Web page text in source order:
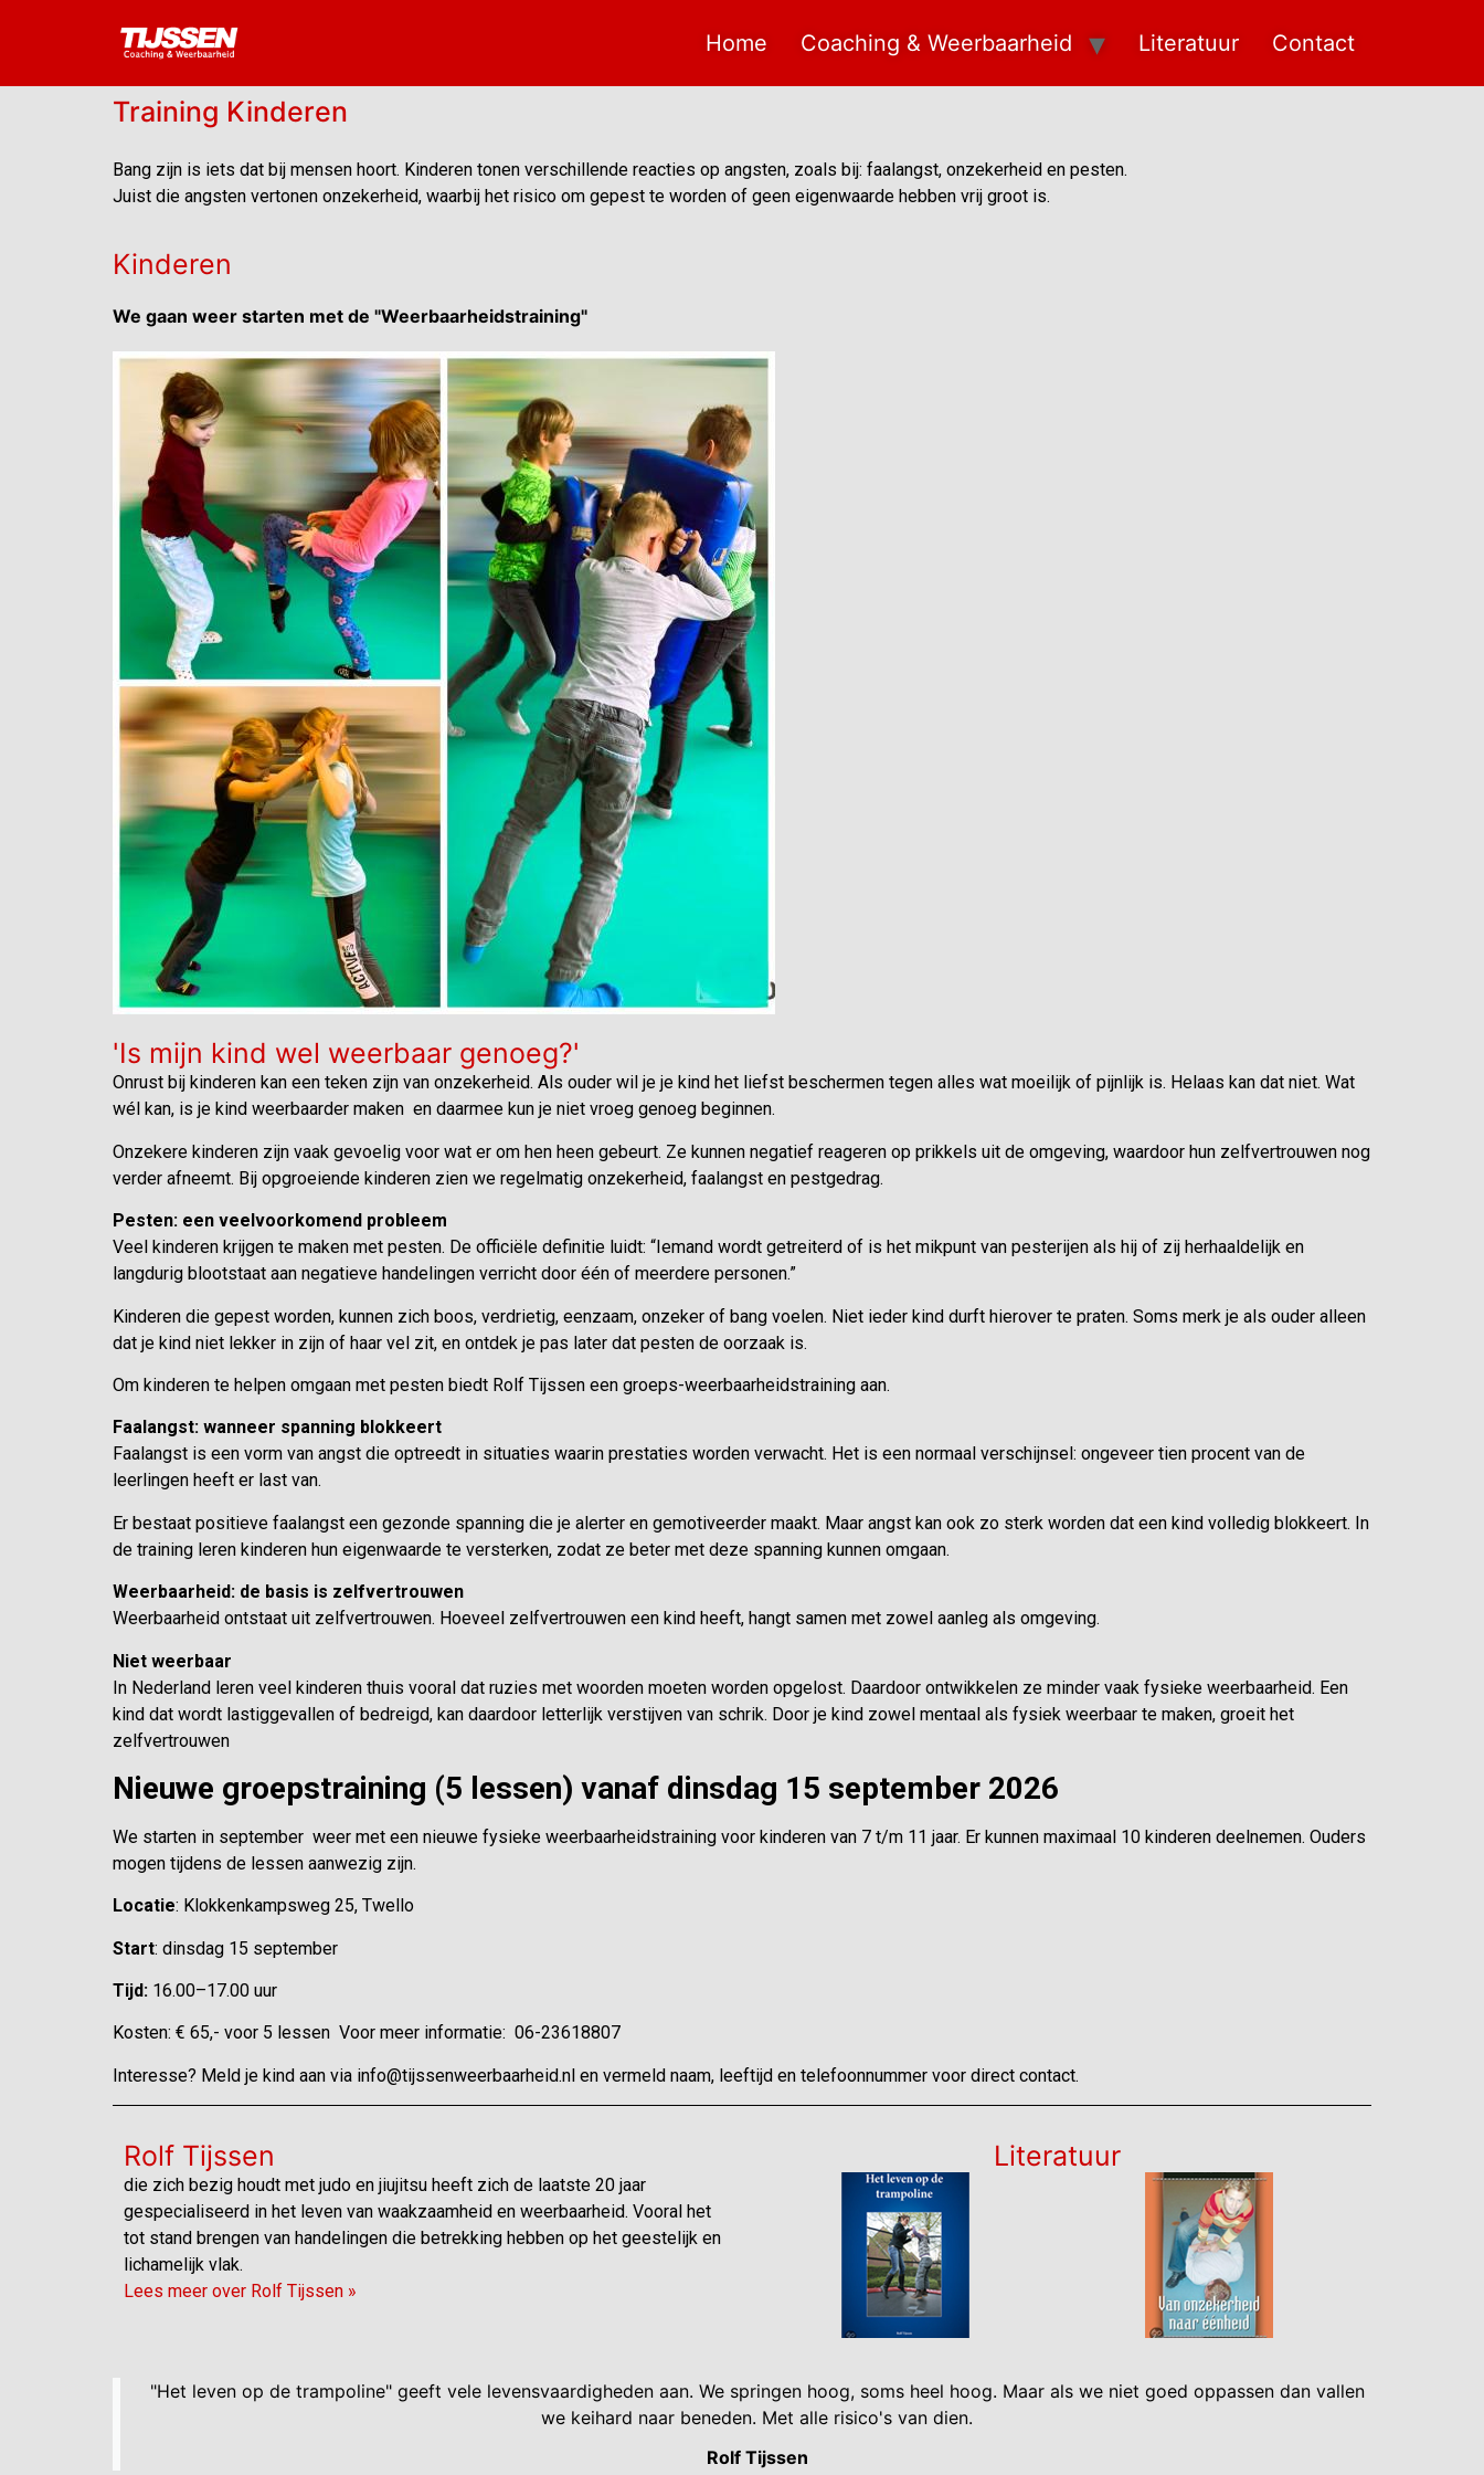
Home Coaching & Weerbaarheid Literatuur Contact
Training Kinderen
Bang zijn is iets dat bij mensen hoort. Kinderen tonen verschillende reacties op angsten, zoals bij: faalangst, onzekerheid en pesten.
Juist die angsten vertonen onzekerheid, waarbij het risico om gepest te worden of geen eigenwaarde hebben vrij groot is.
Kinderen
We gaan weer starten met de "Weerbaarheidstraining"
'Is mijn kind wel weerbaar genoeg?'
Onrust bij kinderen kan een teken zijn van onzekerheid. Als ouder wil je je kind het liefst beschermen tegen alles wat moeilijk of pijnlijk is. Helaas kan dat niet. Wat
wél kan, is je kind weerbaarder maken en daarmee kun je niet vroeg genoeg beginnen.
Onzekere kinderen zijn vaak gevoelig voor wat er om hen heen gebeurt. Ze kunnen negatief reageren op prikkels uit de omgeving, waardoor hun zelfvertrouwen nog
verder afneemt. Bij opgroeiende kinderen zien we regelmatig onzekerheid, faalangst en pestgedrag.
Pesten: een veelvoorkomend probleem
Veel kinderen krijgen te maken met pesten. De officiële definitie luidt: “Iemand wordt getreiterd of is het mikpunt van pesterijen als hij of zij herhaaldelijk en
langdurig blootstaat aan negatieve handelingen verricht door één of meerdere personen.”
Kinderen die gepest worden, kunnen zich boos, verdrietig, eenzaam, onzeker of bang voelen. Niet ieder kind durft hierover te praten. Soms merk je als ouder alleen
dat je kind niet lekker in zijn of haar vel zit, en ontdek je pas later dat pesten de oorzaak is.
Om kinderen te helpen omgaan met pesten biedt Rolf Tijssen een groeps-weerbaarheidstraining aan.
Faalangst: wanneer spanning blokkeert
Faalangst is een vorm van angst die optreedt in situaties waarin prestaties worden verwacht. Het is een normaal verschijnsel: ongeveer tien procent van de
leerlingen heeft er last van.
Er bestaat positieve faalangst een gezonde spanning die je alerter en gemotiveerder maakt. Maar angst kan ook zo sterk worden dat een kind volledig blokkeert. In
de training leren kinderen hun eigenwaarde te versterken, zodat ze beter met deze spanning kunnen omgaan.
Weerbaarheid: de basis is zelfvertrouwen
Weerbaarheid ontstaat uit zelfvertrouwen. Hoeveel zelfvertrouwen een kind heeft, hangt samen met zowel aanleg als omgeving.
Niet weerbaar
In Nederland leren veel kinderen thuis vooral dat ruzies met woorden moeten worden opgelost. Daardoor ontwikkelen ze minder vaak fysieke weerbaarheid. Een
kind dat wordt lastiggevallen of bedreigd, kan daardoor letterlijk verstijven van schrik. Door je kind zowel mentaal als fysiek weerbaar te maken, groeit het
zelfvertrouwen
Nieuwe groepstraining (5 lessen) vanaf dinsdag 15 september 2026
We starten in september weer met een nieuwe fysieke weerbaarheidstraining voor kinderen van 7 t/m 11 jaar. Er kunnen maximaal 10 kinderen deelnemen. Ouders
mogen tijdens de lessen aanwezig zijn.
Locatie: Klokkenkampsweg 25, Twello
Start: dinsdag 15 september
Tijd: 16.00–17.00 uur
Kosten: € 65,- voor 5 lessen Voor meer informatie: 06-23618807
Interesse? Meld je kind aan via info@tijssenweerbaarheid.nl en vermeld naam, leeftijd en telefoonnummer voor direct contact.
Rolf Tijssen
die zich bezig houdt met judo en jiujitsu heeft zich de laatste 20 jaar
gespecialiseerd in het leven van waakzaamheid en weerbaarheid. Vooral het
tot stand brengen van handelingen die betrekking hebben op het geestelijk en
lichamelijk vlak.
Lees meer over Rolf Tijssen »
Literatuur
"Het leven op de trampoline" geeft vele levensvaardigheden aan. We springen hoog, soms heel hoog. Maar als we niet goed oppassen dan vallen
we keihard naar beneden. Met alle risico's van dien.
Rolf Tijssen